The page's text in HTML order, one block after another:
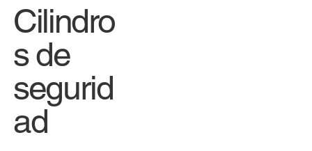
Cilindro
s de
segurid
ad